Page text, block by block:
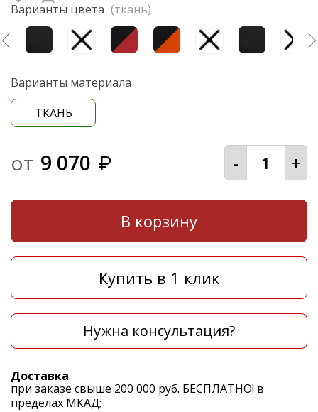
Варианты цвета (ткань)
Варианты материала
ТКАНЬ
от 9 070 ₽ - +
В корзину
Купить в 1 клик
Нужна консультация?
Доставка
при заказе свыше 200 000 руб. БЕСПЛАТНО! в
пределах МКАД;